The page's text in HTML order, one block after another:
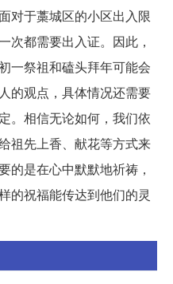
对于藁城区的小区出入限
次都需要出入证。因此，
一祭祖和磕头拜年可能会
的观点，具体情况还需要
。相信无论如何，我们依
祖先上香、献花等方式来
的是在心中默默地祈祷，
的祝福能传达到他们的灵